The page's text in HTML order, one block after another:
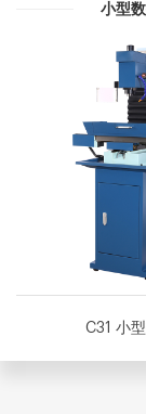
小型
C31 小